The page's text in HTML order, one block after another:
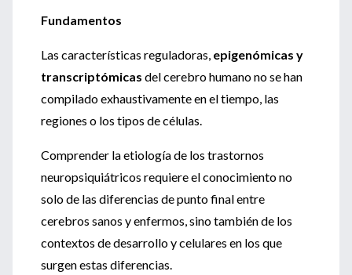
Fundamentos
Las características reguladoras, epigenómicas y
transcriptómicas del cerebro humano no se han
compilado exhaustivamente en el tiempo, las
regiones o los tipos de células.
Comprender la etiología de los trastornos
neuropsiquiátricos requiere el conocimiento no
solo de las diferencias de punto final entre
cerebros sanos y enfermos, sino también de los
contextos de desarrollo y celulares en los que
surgen estas diferencias.